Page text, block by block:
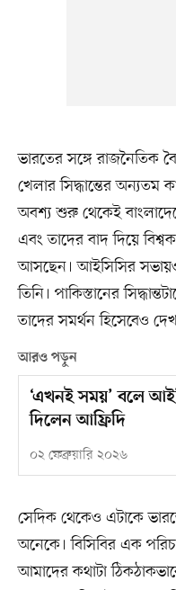
ভারতের সঙ্গে রাজনৈতিক
খেলার সিদ্ধান্তের অন্যতম
অবশ্য শুরু থেকেই
এবং তাদের বাদ দিয়ে
আসছেন। আইসিসির
তিনি। পাকিস্তানের
তাদের সমর্থন হিসেবেও
আরও পড়ুন
‘এখনই সময়’ বলে
দিলেন আফ্রিদি
০২ ফেব্রুয়ারি ২০২৬
সেদিক থেকেও এটাকে
অনেকে। বিসিবির এক
আমাদের কথাটা